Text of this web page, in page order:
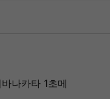
바나카타 1초메